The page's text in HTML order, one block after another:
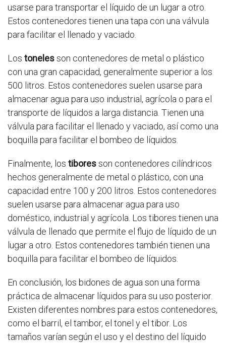
usarse para transportar el líquido de un lugar a otro.
Estos contenedores tienen una tapa con una válvula
para facilitar el llenado y vaciado.
Los tonelesson contenedores de metal o plástico
con una gran capacidad, generalmente superior a los
500 litros. Estos contenedores suelen usarse para
almacenar agua para uso industrial, agrícola o para el
transporte de líquidos a larga distancia. Tienen una
válvula para facilitar el llenado y vaciado, así como una
boquilla para facilitar el bombeo de líquidos.
Finalmente, los tiboresson contenedores cilíndricos
hechos generalmente de metal o plástico, con una
capacidad entre 100 y 200 litros. Estos contenedores
suelen usarse para almacenar agua para uso
doméstico, industrial y agrícola. Los tibores tienen una
válvula de llenado que permite el flujo de líquido de un
lugar a otro. Estos contenedores también tienen una
boquilla para facilitar el bombeo de líquidos.
En conclusión, los bidones de agua son una forma
práctica de almacenar líquidos para su uso posterior.
Existen diferentes nombres para estos contenedores,
como el barril, el tambor, el tonel y el tibor. Los
tamaños varían según el uso y el destino del líquido